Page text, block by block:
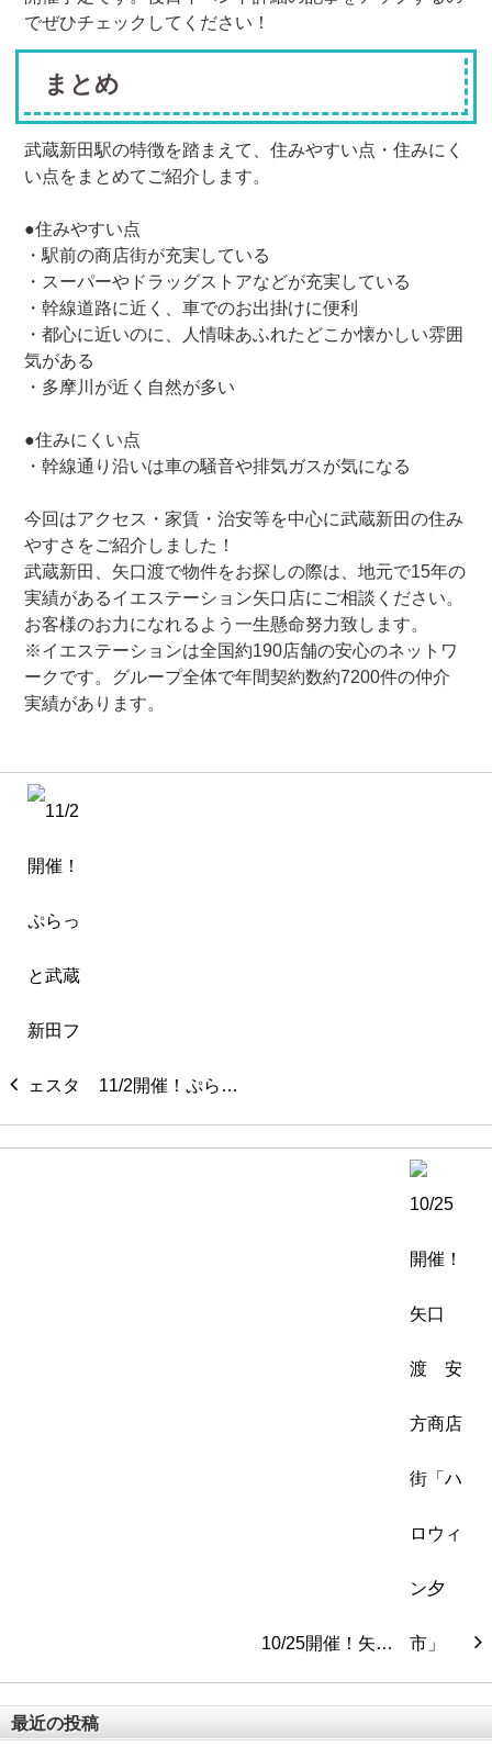
でぜひチェックしてください！
まとめ
武蔵新田駅の特徴を踏まえて、住みやすい点・住みにく
い点をまとめてご紹介します。
●住みやすい点
・駅前の商店街が充実している
・スーパーやドラッグストアなどが充実している
・幹線道路に近く、車でのお出掛けに便利
・都心に近いのに、人情味あふれたどこか懐かしい雰囲
気がある
・多摩川が近く自然が多い
●住みにくい点
・幹線通り沿いは車の騒音や排気ガスが気になる
今回はアクセス・家賃・治安等を中心に武蔵新田の住み
やすさをご紹介しました！
武蔵新田、矢口渡で物件をお探しの際は、地元で15年の
実績があるイエステーション矢口店にご相談ください。
お客様のお力になれるよう一生懸命努力致します。
※イエステーションは全国約190店舗の安心のネットワ
ークです。グループ全体で年間契約数約7200件の仲介
実績があります。
11/2開催！ぷら…
10/25開催！矢…
最近の投稿